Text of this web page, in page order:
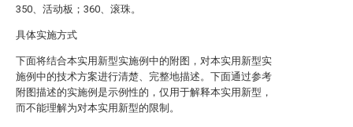
350、活动板；360、滚珠。
具体实施方式
下面将结合本实用新型实施例中的附图，对本实用新型实
施例中的技术方案进行清楚、完整地描述。下面通过参考
附图描述的实施例是示例性的，仅用于解释本实用新型，
而不能理解为对本实用新型的限制。